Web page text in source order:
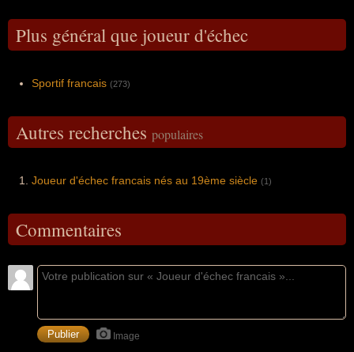
Plus général que joueur d'échec
Sportif francais (273)
Autres recherches populaires
Joueur d'échec francais nés au 19ème siècle (1)
Commentaires
Image